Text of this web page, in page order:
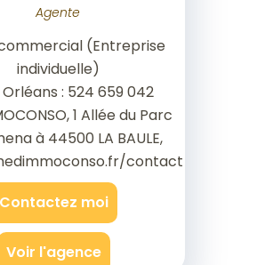
Agente
(Entreprise
individuelle)
Orléans : 524 659 042
1 Allée du Parc
à 44500 LA BAULE,
contact
Contactez moi
Voir l'agence